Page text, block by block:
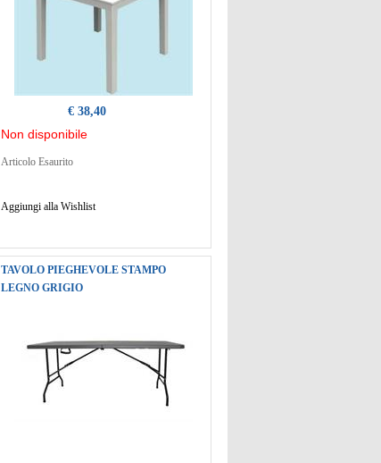
€ 38,40
Non disponibile
Articolo Esaurito
Aggiungi alla Wishlist
TAVOLO PIEGHEVOLE STAMPO
LEGNO GRIGIO